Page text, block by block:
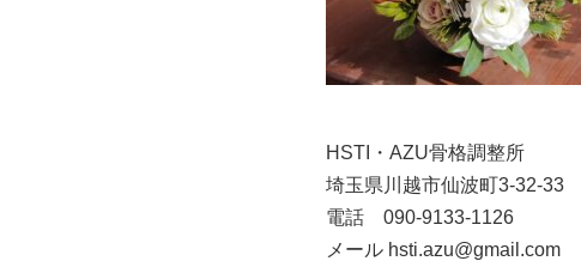
HSTI・AZU骨格調整所
埼玉県川越市仙波町3-32-33
電話 090-9133-1126
メール hsti.azu@gmail.com